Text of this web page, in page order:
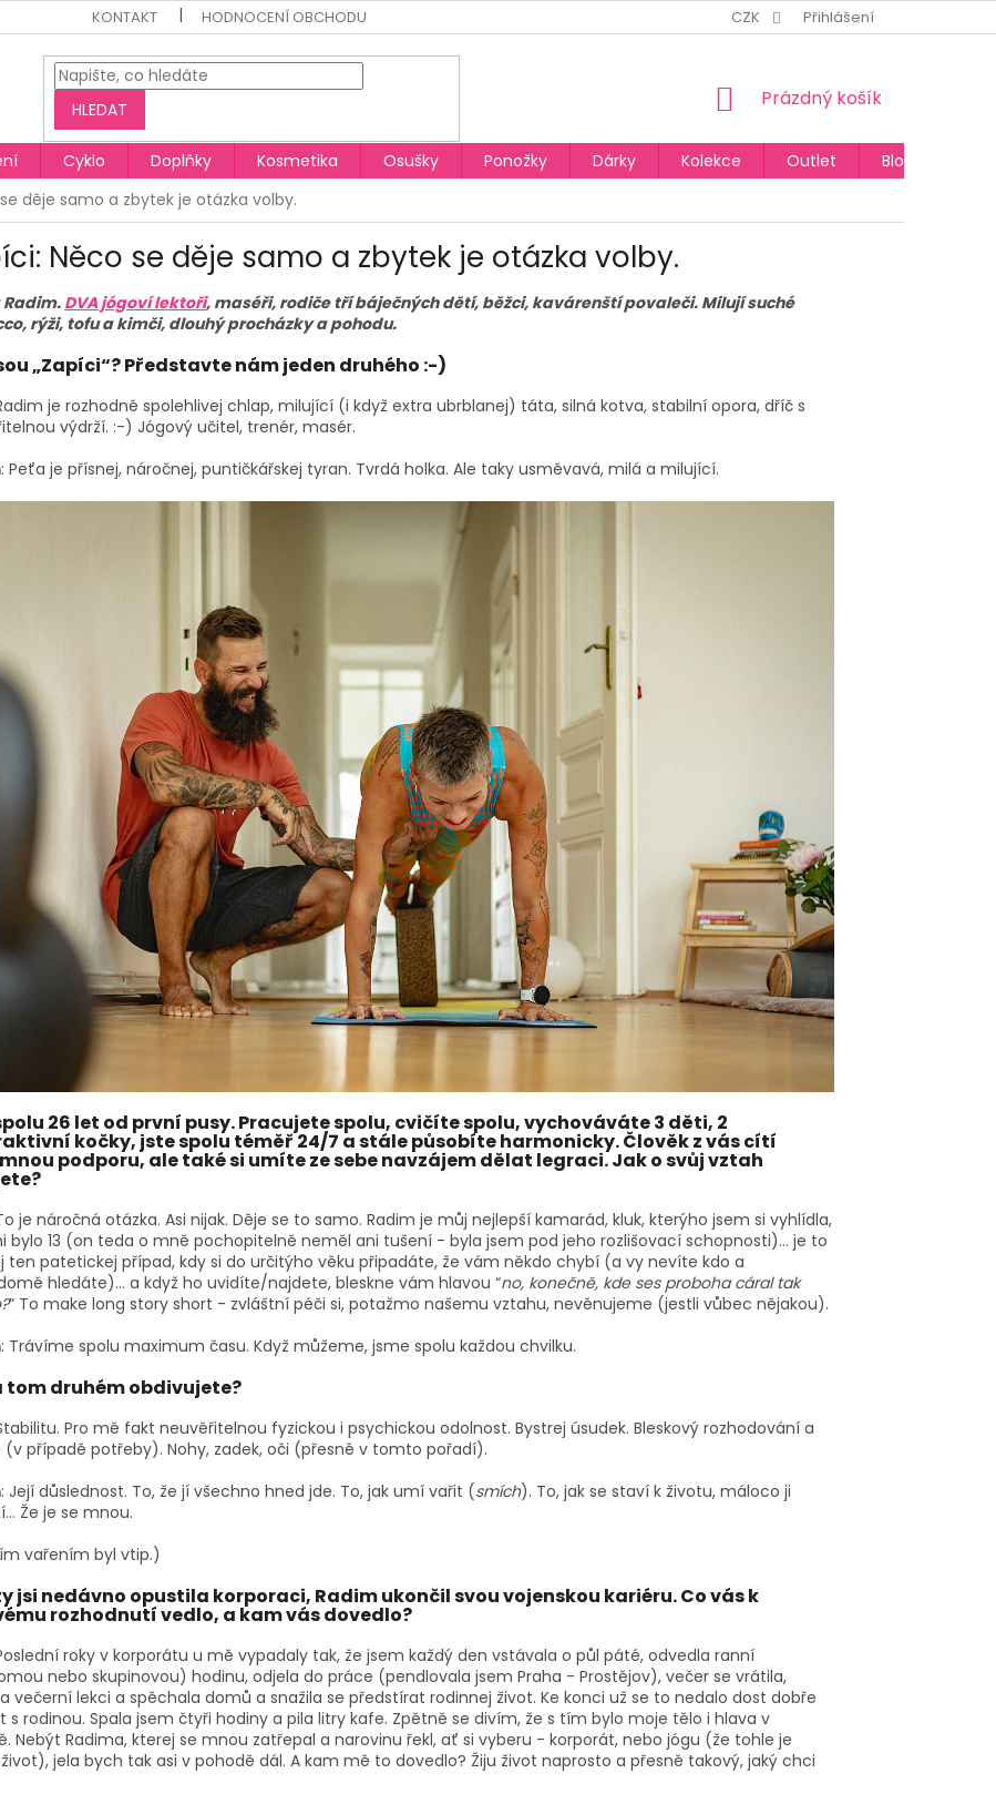
KONTAKT HODNOCENÍ OBCHODU CZK Přihlášení
HLEDAT
NÁKUPNÍ
Prázdný košík
Cyklo Doplňky Kosmetika Osušky Ponožky Dárky Kolekce Outlet
Blog
děje samo a zbytek je otázka volby.
Něco se děje samo a zbytek je otázka volby.
Radim. DVA jógoví lektoři, maséři, rodiče tří báječných dětí, běžci, kavárenští povaleči. Milují suché
rýži, tofu a kimči, dlouhý procházky a pohodu.
„Zapíci“? Představte nám jeden druhého :-)
je rozhodně spolehlivej chlap, milující (i když extra ubrblanej) táta, silná kotva, stabilní opora, dříč s
výdrží. :-) Jógový učitel, trenér, masér.
: Peťa je přísnej, náročnej, puntičkářskej tyran. Tvrdá holka. Ale taky usměvavá, milá a milující.
26 let od první pusy. Pracujete spolu, cvičíte spolu, vychováváte 3 děti, 2
kočky, jste spolu téměř 24/7 a stále působíte harmonicky. Člověk z vás cítí
podporu, ale také si umíte ze sebe navzájem dělat legraci. Jak o svůj vztah
je náročná otázka. Asi nijak. Děje se to samo. Radim je můj nejlepší kamarád, kluk, kterýho jsem si vyhlídla,
bylo 13 (on teda o mně pochopitelně neměl ani tušení - byla jsem pod jeho rozlišovací schopnosti)... je to
ten patetickej případ, kdy si do určitýho věku připadáte, že vám někdo chybí (a vy nevíte kdo a
hledáte)... a když ho uvidíte/najdete, bleskne vám hlavou “no, konečně, kde ses proboha cáral tak
” To make long story short - zvláštní péči si, potažmo našemu vztahu, nevěnujeme (jestli vůbec nějakou).
: Trávíme spolu maximum času. Když můžeme, jsme spolu každou chvilku.
tom druhém obdivujete?
Pro mě fakt neuvěřitelnou fyzickou i psychickou odolnost. Bystrej úsudek. Bleskový rozhodování a
(v případě potřeby). Nohy, zadek, oči (přesně v tomto pořadí).
: Její důslednost. To, že jí všechno hned jde. To, jak umí vařit (smích). To, jak se staví k životu, máloco ji
Že je se mnou.
vařením byl vtip.)
jsi nedávno opustila korporaci, Radim ukončil svou vojenskou kariéru. Co vás k
rozhodnutí vedlo, a kam vás dovedlo?
roky v korporátu u mě vypadaly tak, že jsem každý den vstávala o půl páté, odvedla ranní
nebo skupinovou) hodinu, odjela do práce (pendlovala jsem Praha - Prostějov), večer se vrátila,
večerní lekci a spěchala domů a snažila se předstírat rodinnej život. Ke konci už se to nedalo dost dobře
s rodinou. Spala jsem čtyři hodiny a pila litry kafe. Zpětně se divím, že s tím bylo moje tělo i hlava v
Nebýt Radima, kterej se mnou zatřepal a narovinu řekl, ať si vyberu - korporát, nebo jógu (že tohle je
jela bych tak asi v pohodě dál. A kam mě to dovedlo? Žiju život naprosto a přesně takový, jaký chci